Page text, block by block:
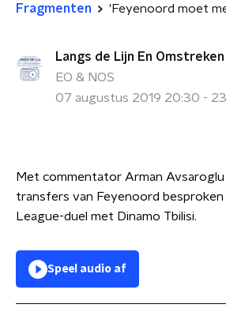
Fragmenten
Langs de Lijn En Omstreken
EO & NOS
07 augustus 2019 20:30 -
Met commentator Arman
transfers van Feyenoord
League-duel met Dinamo Tbilisi.
Speel audio af